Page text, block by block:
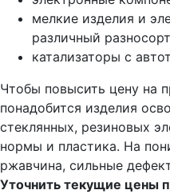
мелкие изделия и
различный
катализаторы с
Чтобы повысить цену на
понадобится изделия
стеклянных, резиновых
нормы и пластика. На
ржавчина, сильные
Уточнить текущие цены